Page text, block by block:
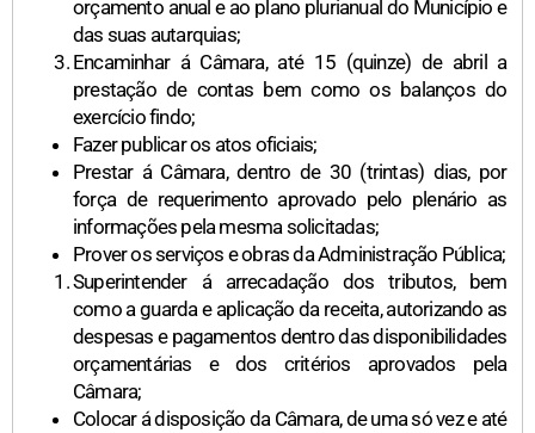
orçamento anual e ao plano plurianual do Município e
das suas autarquias;
Encaminhar á Câmara, até 15 (quinze) de abril a
prestação de contas bem como os balanços do
exercício findo;
Fazer publicar os atos oficiais;
Prestar á Câmara, dentro de 30 (trintas) dias, por
força de requerimento aprovado pelo plenário as
informações pela mesma solicitadas;
Prover os serviços e obras da Administração Pública;
Superintender á arrecadação dos tributos, bem
como a guarda e aplicação da receita, autorizando as
despesas e pagamentos dentro das disponibilidades
orçamentárias e dos critérios aprovados pela
Câmara;
Colocar á disposição da Câmara, de uma só vez e até